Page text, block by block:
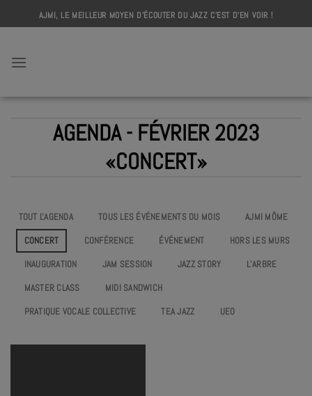
to
AJMI, LE MEILLEUR MOYEN D'ÉCOUTER DU JAZZ C'EST D'EN VOIR !
AGENDA - FÉVRIER 2023
«CONCERT»
TOUT L'AGENDA TOUS LES ÉVÉNEMENTS DU MOIS
AJMI MÔME
CONCERT
CONFÉRENCE ÉVÉNEMENT
HORS LES MURS
INAUGURATION
JAM SESSION JAZZ STORY
L’ARBRE
MASTER CLASS
MIDI SANDWICH
PRATIQUE VOCALE COLLECTIVE
TEA JAZZ UEO